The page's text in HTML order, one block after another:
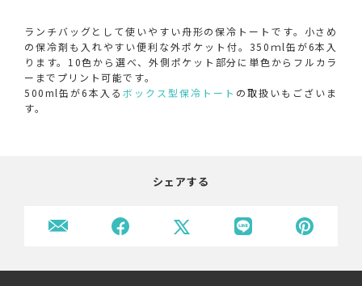
ランチバッグとして使いやすい舟形の保冷トートです。小さめ
の保冷剤も入れやすい便利な外ポケット付。350ｍl缶が6本入
ります。10色から選べ、外側ポケット部分に単色からフルカラ
ーまでプリント可能です。
500ml缶が6本入るボックス型保冷トート の取扱いもございま
す。
シェアする